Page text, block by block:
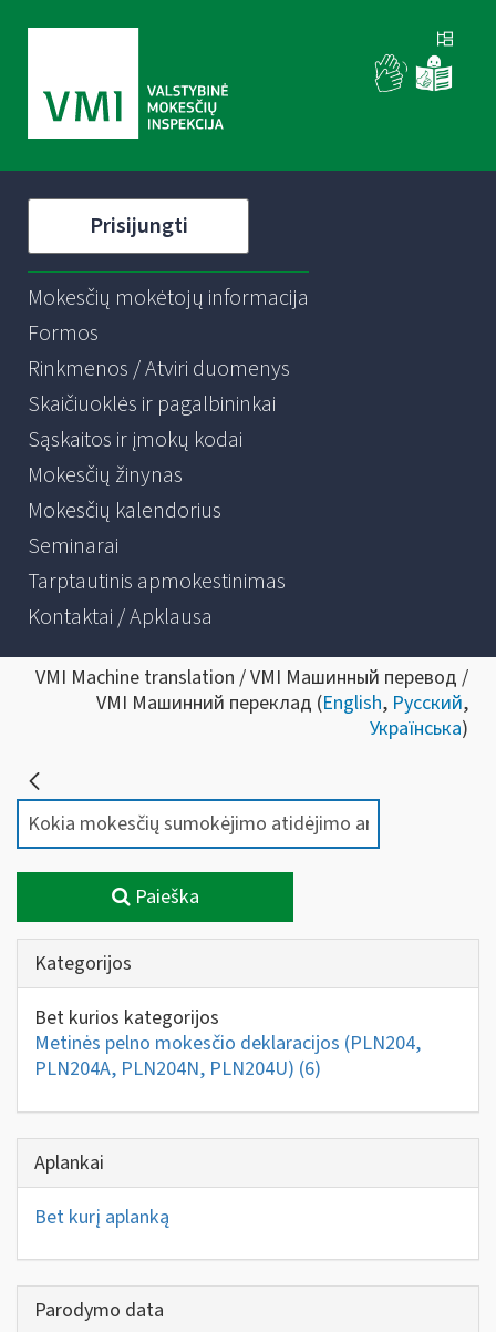
Prisijungti
Mokesčių mokėtojų informacija
Formos
Rinkmenos / Atviri duomenys
Skaičiuoklės ir pagalbininkai
Sąskaitos ir įmokų kodai
Mokesčių žinynas
Mokesčių kalendorius
Seminarai
Tarptautinis apmokestinimas
Kontaktai / Apklausa
VMI Machine translation / VMI Машинный перевод /
VMI Машинний переклад (English, Русский,
Українська)
Paieška
Kategorijos
Bet kurios kategorijos
Metinės pelno mokesčio deklaracijos (PLN204,
PLN204A, PLN204N, PLN204U) (6)
Aplankai
Bet kurį aplanką
Parodymo data